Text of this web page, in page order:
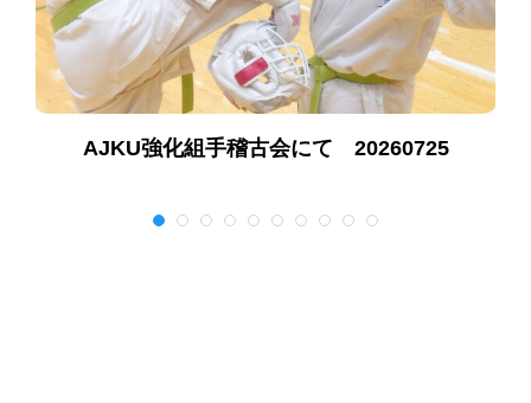
AJKU強化組手稽古会にて 20260725